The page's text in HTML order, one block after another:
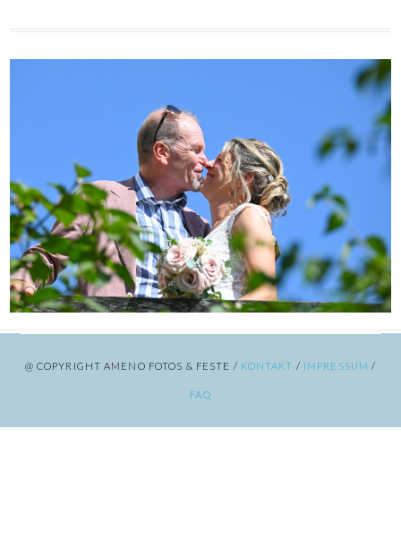
@ COPYRIGHT AMENO FOTOS & FESTE / KONTAKT / IMPRESSUM /
FAQ